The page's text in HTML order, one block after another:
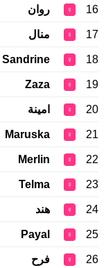
16
♀ روان
17
♀ منال
18
♀
Sandrine
19
♀
Zaza
20
♀ امينة
21
♀
Maruska
22
♀
Merlin
23
♀
Telma
24
♀ هند
25
♀
Payal
26
♀ فرح